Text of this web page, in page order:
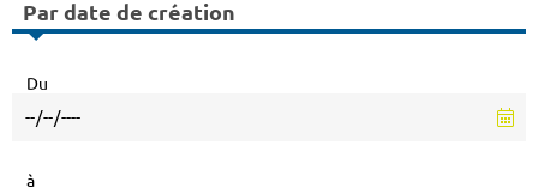
Par date de création
Du
à